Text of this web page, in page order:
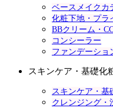
ベースメイクカ
化粧下地・プラ
BBクリーム・
コンシーラー
ファンデーショ
スキンケア・基礎化
スキンケア・基
クレンジング・